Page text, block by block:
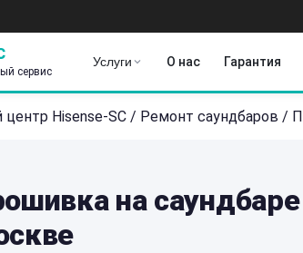
сервис
Услуги О нас Гарантия
Hisense-SC / Ремонт саундбаров /
на